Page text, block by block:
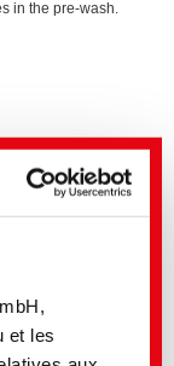
et les
in the pre-wash.